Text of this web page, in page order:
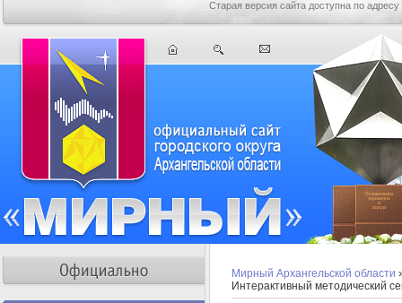
Старая версия сайта доступна по адресу
Мирный Архангельской области
Интерактивный методический